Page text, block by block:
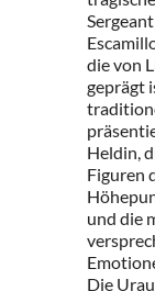
die von
geprägt
Heldin,
Figuren
und die
Die